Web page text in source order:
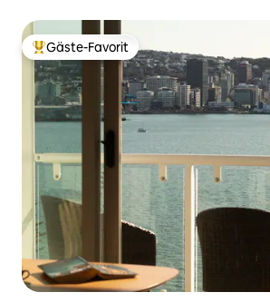
Beliebter Gäste-Favorit.
Gäste-Favorit